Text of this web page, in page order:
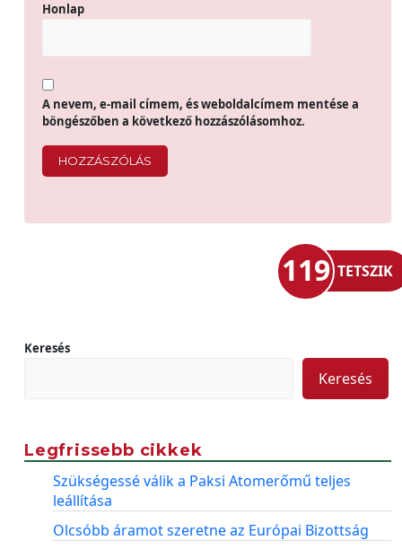
Honlap
A nevem, e-mail címem, és weboldalcímem mentése a
böngészőben a következő hozzászólásomhoz.
119 TETSZIK
Keresés
Keresés
Legfrissebb cikkek
Szükségessé válik a Paksi Atomerőmű teljes
leállítása
Olcsóbb áramot szeretne az Európai Bizottság